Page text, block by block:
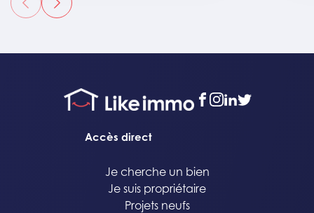
précédent
suivant
facebook
instagram
linkedin
twitter
Accès direct
Je cherche un bien
Je suis propriétaire
Projets neufs